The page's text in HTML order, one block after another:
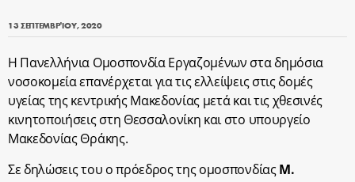
13 ΣΕΠΤΕΜΒΡΊΟΥ, 2020
Η Πανελλήνια Ομοσπονδία Εργαζομένων στα δημόσια
νοσοκομεία επανέρχεται για τις ελλείψεις στις δομές
υγείας της κεντρικής Μακεδονίας μετά και τις χθεσινές
κινητοποιήσεις στη Θεσσαλονίκη και στο υπουργείο
Μακεδονίας Θράκης.
Σε δηλώσεις του ο πρόεδρος της ομοσπονδίαςΜ.